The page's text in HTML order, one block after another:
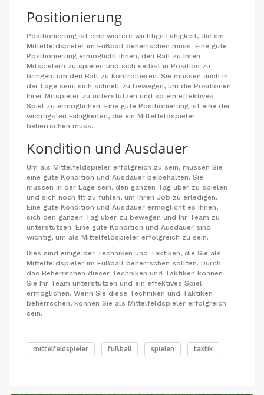
Positionierung
Positionierung ist eine weitere wichtige Fähigkeit, die ein
Mittelfeldspieler im Fußball beherrschen muss. Eine gute
Positionierung ermöglicht Ihnen, den Ball zu Ihren
Mitspielern zu spielen und sich selbst in Position zu
bringen, um den Ball zu kontrollieren. Sie müssen auch in
der Lage sein, sich schnell zu bewegen, um die Positionen
Ihrer Mitspieler zu unterstützen und so ein effektives
Spiel zu ermöglichen. Eine gute Positionierung ist eine der
wichtigsten Fähigkeiten, die ein Mittelfeldspieler
beherrschen muss.
Kondition und Ausdauer
Um als Mittelfeldspieler erfolgreich zu sein, müssen Sie
eine gute Kondition und Ausdauer beibehalten. Sie
müssen in der Lage sein, den ganzen Tag über zu spielen
und sich noch fit zu fühlen, um Ihren Job zu erledigen.
Eine gute Kondition und Ausdauer ermöglicht es Ihnen,
sich den ganzen Tag über zu bewegen und Ihr Team zu
unterstützen. Eine gute Kondition und Ausdauer sind
wichtig, um als Mittelfeldspieler erfolgreich zu sein.
Dies sind einige der Techniken und Taktiken, die Sie als
Mittelfeldspieler im Fußball beherrschen sollten. Durch
das Beherrschen dieser Techniken und Taktiken können
Sie Ihr Team unterstützen und ein effektives Spiel
ermöglichen. Wenn Sie diese Techniken und Taktiken
beherrschen, können Sie als Mittelfeldspieler erfolgreich
sein.
mittelfeldspieler fußball spielen taktik